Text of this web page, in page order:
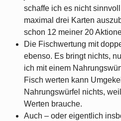
schaffe ich es nicht
maximal drei Karten
schon 12 meiner 20
Die Fischwertung mit
ebenso. Es bringt nichts,
ich mit einem
Fisch werten kann
Nahrungswürfel nichts,
Werten brauche.
Auch – oder eigentlich